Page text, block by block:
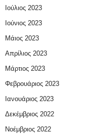
Ιούλιος 2023
Ιούνιος 2023
Μάιος 2023
Απρίλιος 2023
Μάρτιος 2023
Φεβρουάριος 2023
Ιανουάριος 2023
Δεκέμβριος 2022
Νοέμβριος 2022